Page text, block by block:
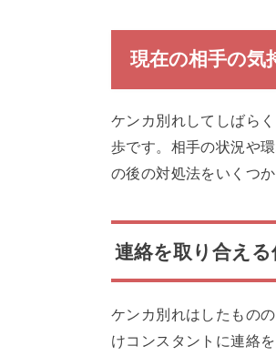
現在の相手の気
ケンカ別れしてしばら
歩です。相手の状況や
の後の対処法をいくつか
連絡を取り合え
ケンカ別れはしたもの
けコンスタントに連絡